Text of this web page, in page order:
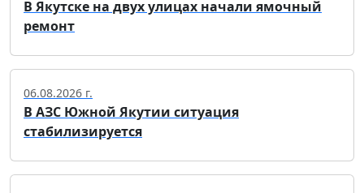
В Якутске на двух улицах начали ямочный
ремонт
06.08.2026 г.
В АЗС Южной Якутии ситуация
стабилизируется